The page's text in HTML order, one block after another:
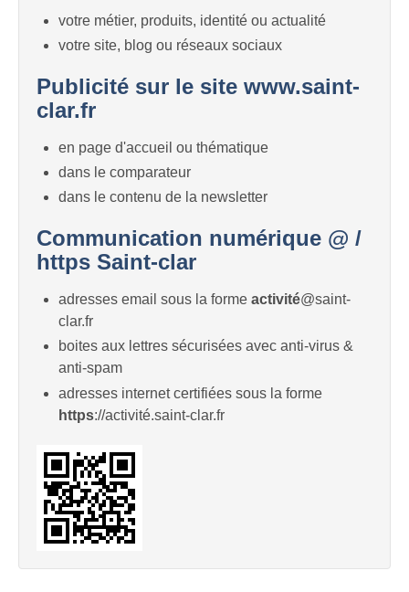
votre métier, produits, identité ou actualité
votre site, blog ou réseaux sociaux
Publicité sur le site www.saint-
clar.fr
en page d'accueil ou thématique
dans le comparateur
dans le contenu de la newsletter
Communication numérique @ /
https Saint-clar
adresses email sous la forme activité@saint-
clar.fr
boites aux lettres sécurisées avec anti-virus &
anti-spam
adresses internet certifiées sous la forme
https://activité.saint-clar.fr